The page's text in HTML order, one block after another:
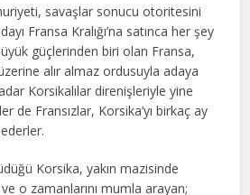
savaşlar sonucu otoritesini
Fransa Kralığı’na satınca her şey
güçlerinden biri olan Fransa,
alır almaz ordusuyla adaya
Korsikalılar direnişleriyle yine
de Fransızlar, Korsika’yı birkaç ay
Korsika, yakın mazisinde
ve o zamanlarını mumla arayan;